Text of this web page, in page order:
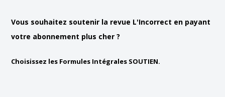
Vous souhaitez soutenir la revue L'Incorrect en payant
votre abonnement plus cher ?
Choisissez les Formules Intégrales SOUTIEN.